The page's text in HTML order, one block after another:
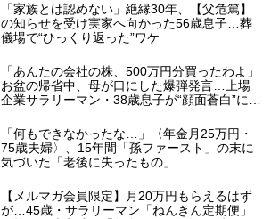
「家族とは認めない」絶縁30年、【父危篤】
の知らせを受け実家へ向かった56歳息子…葬
儀場で“ひっくり返った”ワケ
「あんたの会社の株、500万円分買ったわよ」
お盆の帰省中、母が口にした爆弾発言…上場
企業サラリーマン・38歳息子が“顔面蒼白”にな
「何もできなかったな…」〈年金月25万円・
75歳夫婦〉、15年間「孫ファースト」の末に
気づいた「老後に失ったもの」
【メルマガ会員限定】月20万円もらえるはず
が…45歳・サラリーマン「ねんきん定期便」